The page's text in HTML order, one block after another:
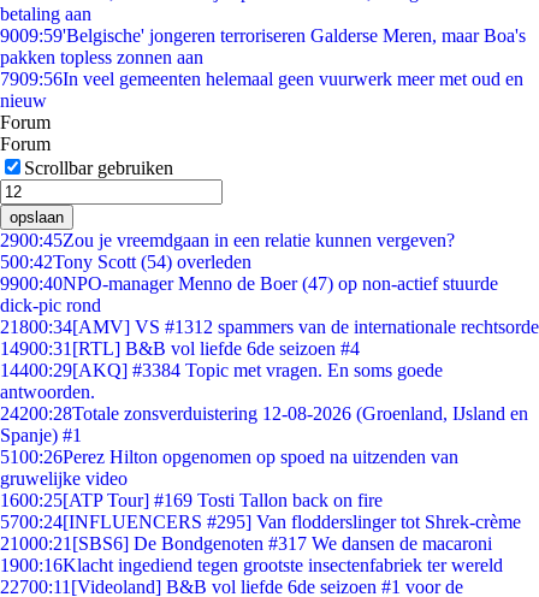
betaling aan
9009:59'Belgische' jongeren terroriseren Galderse Meren, maar Boa's
pakken topless zonnen aan
7909:56In veel gemeenten helemaal geen vuurwerk meer met oud en
nieuw
Forum
Forum
Scrollbar gebruiken
opslaan
2900:45Zou je vreemdgaan in een relatie kunnen vergeven?
500:42Tony Scott (54) overleden
9900:40NPO-manager Menno de Boer (47) op non-actief stuurde
dick-pic rond
21800:34[AMV] VS #1312 spammers van de internationale rechtsorde
14900:31 [RTL] B&B vol liefde 6de seizoen #4
14400:29[AKQ] #3384 Topic met vragen. En soms goede
antwoorden.
24200:28Totale zonsverduistering 12-08-2026 (Groenland, IJsland en
Spanje) #1
5100:26Perez Hilton opgenomen op spoed na uitzenden van
gruwelijke video
1600:25[ATP Tour] #169 Tosti Tallon back on fire
5700:24[INFLUENCERS #295] Van flodderslinger tot Shrek-crème
21000:21 [SBS6] De Bondgenoten #317 We dansen de macaroni
1900:16Klacht ingediend tegen grootste insectenfabriek ter wereld
22700:11 [Videoland] B&B vol liefde 6de seizoen #1 voor de